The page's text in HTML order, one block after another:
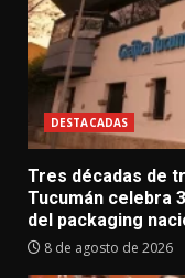
DESTACADAS
Tres décadas de
Tucumán celebra
del packaging
8 de agosto de 2026